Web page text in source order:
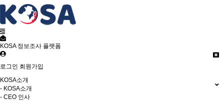
KOSA 정보조사 플랫폼
로그인 회원가입
KOSA소개
- KOSA소개
- CEO 인사